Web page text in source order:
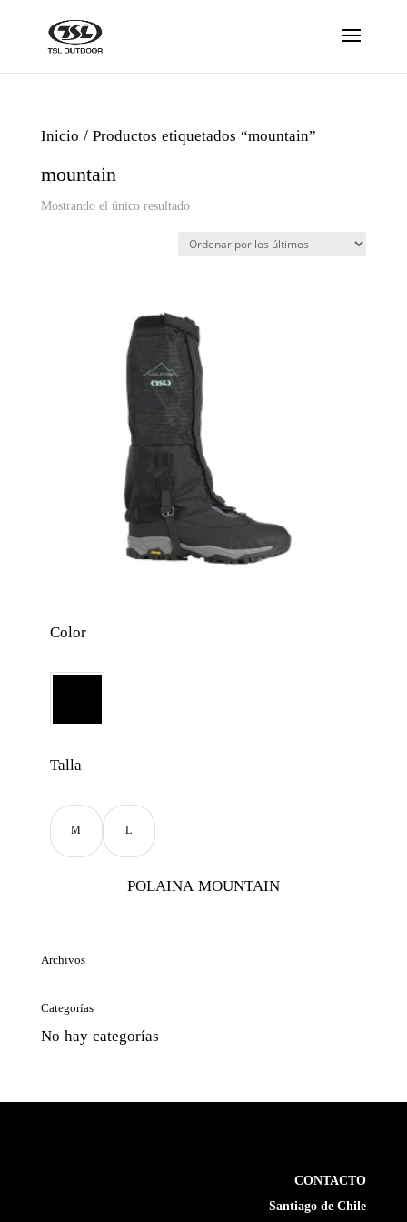
Inicio/ Productos etiquetados “mountain”
mountain
Mostrando el único resultado
Color
Talla
M L
POLAINA MOUNTAIN
Archivos
Categorías
No hay categorías
CONTACTO
Santiago de Chile